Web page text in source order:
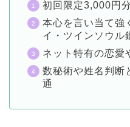
初回限定3,000円
本心を言い当て強
イ・ツインソウル
ネット特有の恋愛
数秘術や姓名判断
通